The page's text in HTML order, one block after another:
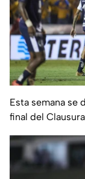
Esta semana se
final del